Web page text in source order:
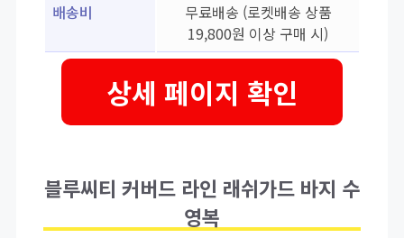
배송비
무료배송 (로켓배송 상품
19,800원 이상 구매 시)
상세 페이지 확인
블루씨티 커버드 라인 래쉬가드 바지 수
영복